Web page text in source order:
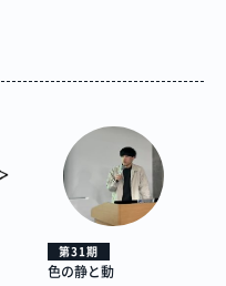
第31期
色の静と動